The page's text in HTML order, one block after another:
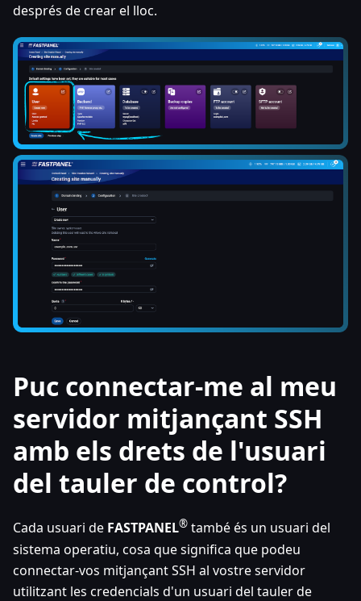
després de crear el lloc.
Puc connectar-me al meu
servidor mitjançant SSH
amb els drets de l'usuari
del tauler de control?
Cada usuari de FASTPANEL® també és un usuari del
sistema operatiu, cosa que significa que podeu
connectar-vos mitjançant SSH al vostre servidor
utilitzant les credencials d'un usuari del tauler de